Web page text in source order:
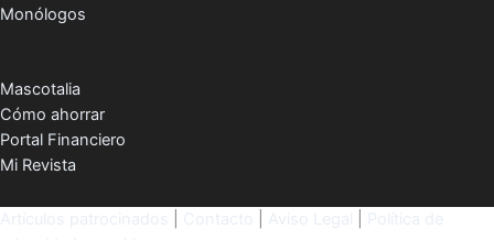
Monólogos
Mascotalia
Cómo ahorrar
Portal Financiero
Mi Revista